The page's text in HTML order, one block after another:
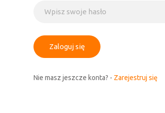
Zaloguj się
Nie masz jeszcze konta? - Zarejestruj się